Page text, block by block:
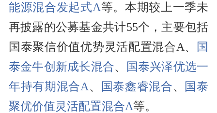
能源混合发起式A等。本期较上一季未
再披露的公募基金共计55个，主要包括
国泰聚信价值优势灵活配置混合A、
国
泰金牛创新成长混合、
国泰兴泽优选一
年持有期混合A、 国泰鑫睿混合、 国泰
聚优价值灵活配置混合A等。